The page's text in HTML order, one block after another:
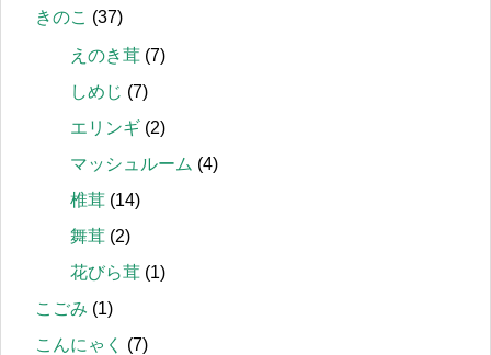
きのこ (37)
えのき茸 (7)
しめじ (7)
エリンギ (2)
マッシュルーム (4)
椎茸 (14)
舞茸 (2)
花びら茸 (1)
こごみ (1)
こんにゃく
(7)